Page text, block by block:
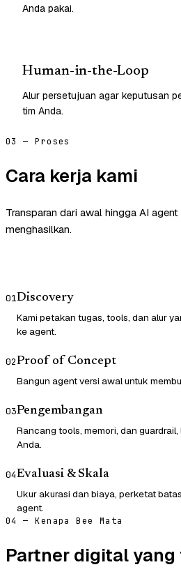
Anda pakai.
Human-in-the-Loop
Alur persetujuan agar keputusan
tim Anda.
03 — Proses
Cara kerja kami
Transparan dari awal hingga AI
menghasilkan.
01Discovery
Kami petakan tugas, tools, dan alur
ke agent.
02Proof of Concept
Bangun agent versi awal untuk
03Pengembangan
Rancang tools, memori, dan
Anda.
04Evaluasi & Skala
Ukur akurasi dan biaya, perketat
agent.
04 — Kenapa Bee Mata
Partner digital